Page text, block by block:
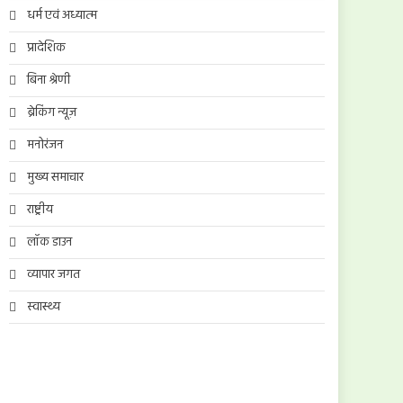
धर्म एवं अध्यात्म
प्रादेशिक
बिना श्रेणी
ब्रेकिंग न्यूज़
मनोरंजन
मुख्य समाचार
राष्ट्रीय
लॉक डाउन
व्यापार जगत
स्वास्थ्य